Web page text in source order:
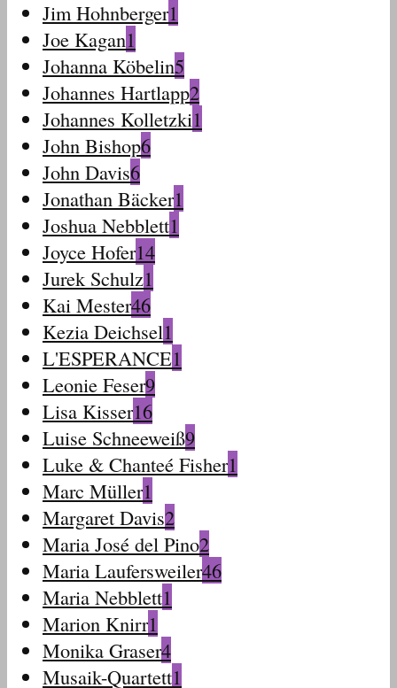
Jim Hohnberger1
Joe Kagan1
Johanna Köbelin5
Johannes Hartlapp2
Johannes Kolletzki1
John Bishop6
John Davis6
Jonathan Bäcker1
Joshua Nebblett1
Joyce Hofer14
Jurek Schulz1
Kai Mester46
Kezia Deichsel1
L'ESPERANCE1
Leonie Feser9
Lisa Kisser16
Luise Schneeweiß9
Luke & Chanteé Fisher1
Marc Müller1
Margaret Davis2
Maria José del Pino2
Maria Laufersweiler46
Maria Nebblett1
Marion Knirr1
Monika Graser4
Musaik-Quartett1